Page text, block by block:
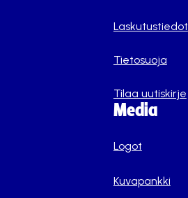
Laskutustiedot
Tietosuoja
Tilaa uutiskirje
Media
Logot
Kuvapankki